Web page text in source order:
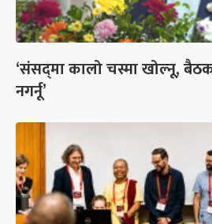
‘संसद्‍मा कालो चस्मा खोल्नू,
नगर्नू’